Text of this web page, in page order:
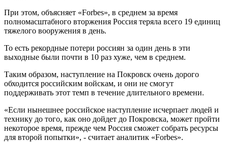
При этом, объясняет «Forbes», в среднем за время
полномасштабного вторжения Россия теряла всего 19 единиц
тяжелого вооружения в день.
То есть рекордные потери россиян за один день в эти
выходные были почти в 10 раз хуже, чем в среднем.
Таким образом, наступление на Покровск очень дорого
обходится российским войскам, и они не смогут
поддерживать этот темп в течение длительного времени.
«Если нынешнее российское наступление исчерпает людей и
технику до того, как оно дойдет до Покровска, может пройти
некоторое время, прежде чем Россия сможет собрать ресурсы
для второй попытки», - считает аналитик «Forbes».